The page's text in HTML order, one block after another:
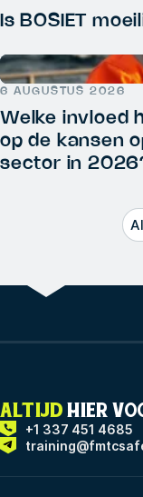
Is BOSIET
6 AUGUSTUS 2026
Welke invloed
op de kansen
sector in
ALTIJD HIER
+1 337 451 4685